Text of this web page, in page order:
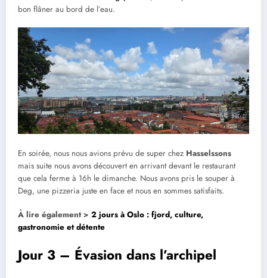
bon flâner au bord de l’eau.
En soirée, nous nous avions prévu de super chez Hasselssons
mais suite nous avons découvert en arrivant devant le restaurant
que cela ferme à 16h le dimanche. Nous avons pris le souper à
Deg, une pizzeria juste en face et nous en sommes satisfaits.
À lire également > 2 jours à Oslo : fjord, culture,
gastronomie et détente
Jour 3 – Évasion dans l’archipel